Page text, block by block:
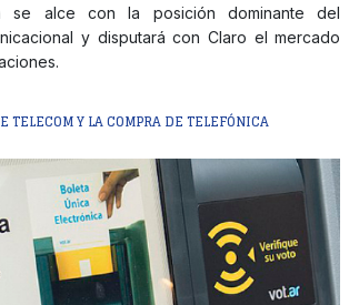
se alce con la posición dominante del
y disputará con Claro el mercado
TELECOM Y LA COMPRA DE TELEFÓNICA